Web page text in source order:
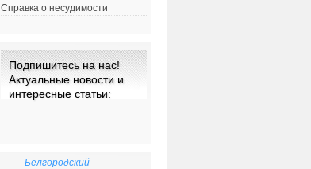
Справка о несудимости
Подпишитесь на нас!
Актуальные новости и
интересные статьи:
Белгородский